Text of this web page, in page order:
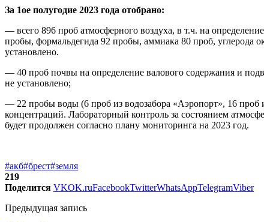
За 1ое полугодие 2023 года отобрано:
— всего 896 проб атмосферного воздуха, в т.ч. на
пробы, формальдегида 92 пробы, аммиака 80 проб, углерода
установлено.
— 40 проб почвы на определение валового содержания и
не установлено;
— 22 пробы воды (6 проб из водозабора «Аэропорт», 16 проб
концентраций. Лабораторный контроль за состоянием
будет продолжен согласно плану мониторинга на 2023 год.
#акб#брест#земля
219
Поделится VKOK.ruFacebookTwitterWhatsAppTelegramViber
Предыдущая запись